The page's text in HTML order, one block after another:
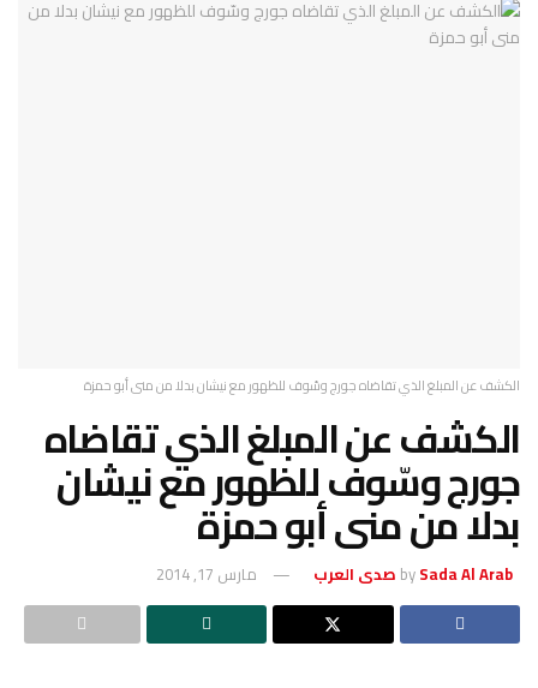
الكشف عن المبلغ الذي تقاضاه جورج وسّوف للظهور مع نيشان بدلا من منى أبو حمزة
الكشف عن المبلغ الذي تقاضاه
جورج وسّوف للظهور مع نيشان
بدلا من منى أبو حمزة
bySada Al Arab صدى العرب مارس 17, 2014